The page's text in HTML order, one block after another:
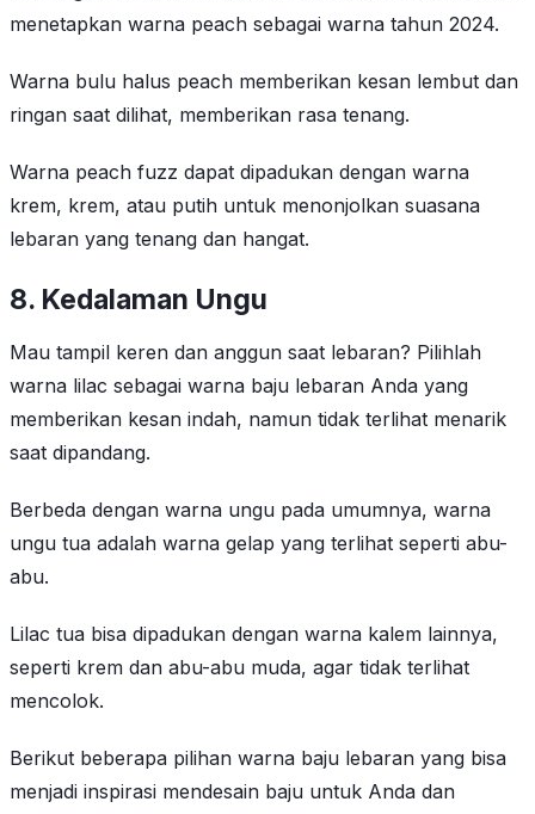
menetapkan warna peach sebagai warna tahun 2024.
Warna bulu halus peach memberikan kesan lembut dan
ringan saat dilihat, memberikan rasa tenang.
Warna peach fuzz dapat dipadukan dengan warna
krem, krem, atau putih untuk menonjolkan suasana
lebaran yang tenang dan hangat.
8. Kedalaman Ungu
Mau tampil keren dan anggun saat lebaran? Pilihlah
warna lilac sebagai warna baju lebaran Anda yang
memberikan kesan indah, namun tidak terlihat menarik
saat dipandang.
Berbeda dengan warna ungu pada umumnya, warna
ungu tua adalah warna gelap yang terlihat seperti abu-
abu.
Lilac tua bisa dipadukan dengan warna kalem lainnya,
seperti krem ​​​​dan abu-abu muda, agar tidak terlihat
mencolok.
Berikut beberapa pilihan warna baju lebaran yang bisa
menjadi inspirasi mendesain baju untuk Anda dan